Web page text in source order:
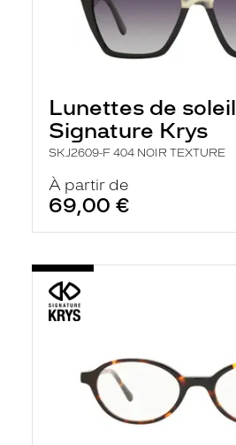
Lunettes de soleil
Signature Krys
SKJ2609-F 404 NOIR TEXTURE
À partir de
69,00 €